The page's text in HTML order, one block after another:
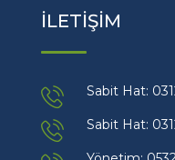
İLETİŞİM
Sabit Hat:
Sabit Hat: